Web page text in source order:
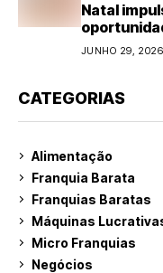
Natal
do varejo
JUNHO 29, 2026
CATEGORIAS
Alimentação
Franquia Barata
Franquias Baratas
Máquinas
Micro Franquias
Negócios